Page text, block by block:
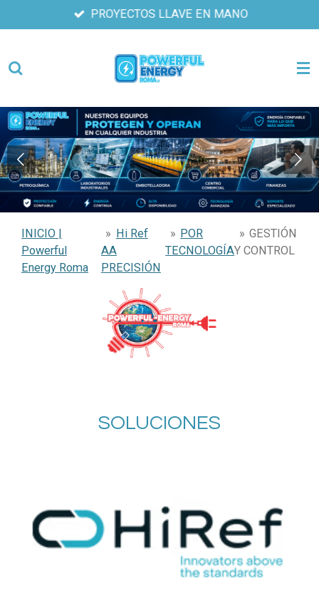
al
principal
PROYECTOS LLAVE EN MANO
INICIO |
Powerful
Energy Roma
» Hi Ref
AA
PRECISIÓN
» POR
TECNOLOGÍA
» GESTIÓN
Y CONTROL
SOLUCIONES